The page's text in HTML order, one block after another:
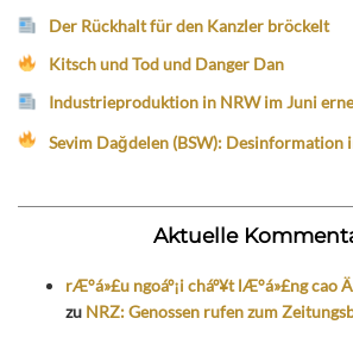
Der Rückhalt für den Kanzler bröckelt
Kitsch und Tod und Danger Dan
Industrieproduktion in NRW im Juni
Sevim Dağdelen (BSW): Desinformation
Aktuelle
rÆ°á»£u ngoáº¡i cháº¥t lÆ°á»£ng cao
zu NRZ: Genossen rufen zum